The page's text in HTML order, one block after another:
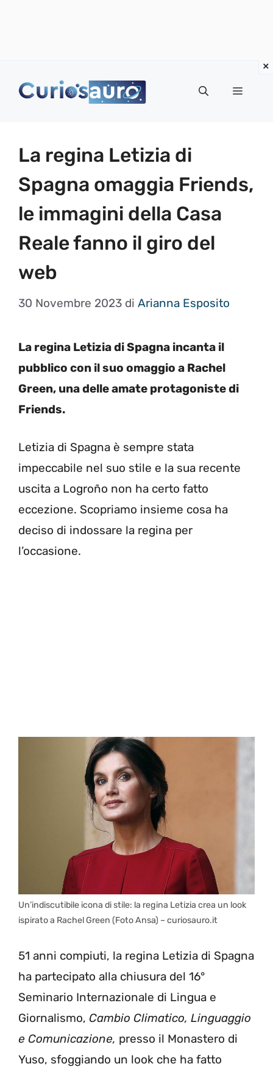
Menu
La regina Letizia di
Spagna omaggia Friends,
le immagini della Casa
Reale fanno il giro del
web
30 Novembre 2023 di Arianna Esposito
La regina Letizia di Spagna incanta il
pubblico con il suo omaggio a Rachel
Green, una delle amate protagoniste di
Friends.
Letizia di Spagna è sempre stata
impeccabile nel suo stile e la sua recente
uscita a Logroño non ha certo fatto
eccezione. Scopriamo insieme cosa ha
deciso di indossare la regina per
l’occasione.
Un’indiscutibile icona di stile: la regina Letizia crea un look
ispirato a Rachel Green (Foto Ansa) – curiosauro.it
51 anni compiuti, la regina Letizia di Spagna
ha partecipato alla chiusura del 16°
Seminario Internazionale di Lingua e
Giornalismo, Cambio Climatico, Linguaggio
e Comunicazione, presso il Monastero di
Yuso, sfoggiando un look che ha fatto